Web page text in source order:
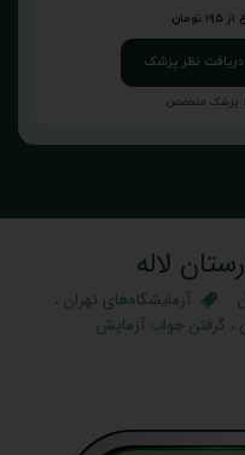
تومان
دریافت نظر پزشک
پزشک متخصص
لاله
آزمایشگاه‌های تهران ،
، گرفتن جواب آزمایش